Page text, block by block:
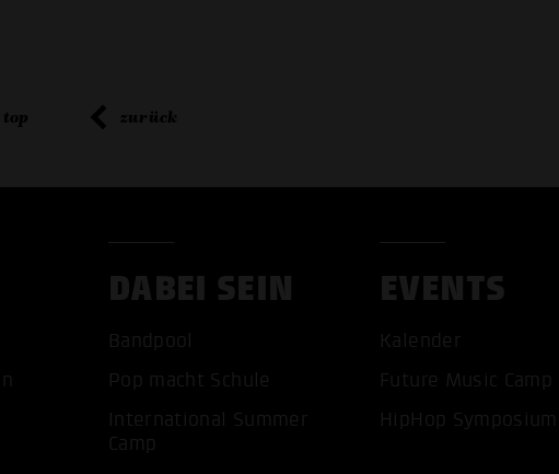
ALLE COOKIES
top zurück
DABEI SEIN
Bandpool
Pop macht Schule
International Summer
Camp
EVENTS
Kalender
Future Music Camp
HipHop Symposium